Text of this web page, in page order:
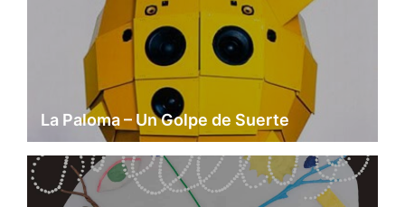
La Paloma – Un Golpe de Suerte